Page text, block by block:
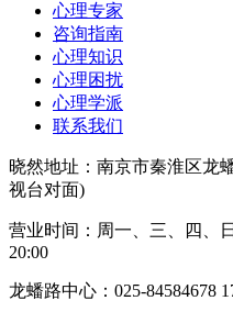
心理专家
咨询指南
心理知识
心理困扰
心理学派
联系我们
晓然地址：南京市秦淮区龙
视台对面)
营业时间：周一、三、四、
20:00
龙蟠路中心：025-84584678